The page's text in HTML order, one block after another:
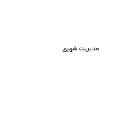
مدیریت شهری